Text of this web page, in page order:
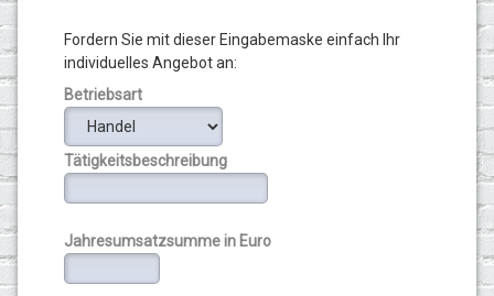
Fordern Sie mit dieser Eingabemaske einfach Ihr
individuelles Angebot an:
Betriebsart
Tätigkeitsbeschreibung
Jahresumsatzsumme in Euro